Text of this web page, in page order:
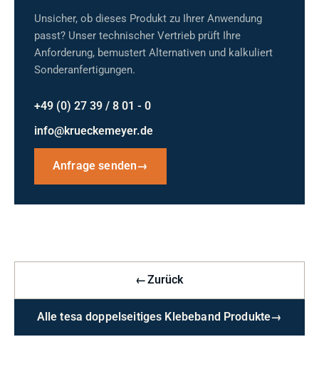
Unsicher, ob dieses Produkt zu Ihrer Anwendung
passt? Unser technischer Vertrieb prüft Ihre
Anforderung, bemustert Alternativen und kalkuliert
Sonderanfertigungen.
+49 (0) 27 39 / 8 01 - 0
info@krueckemeyer.de
Anfrage senden→
←Zurück
Alle tesa doppelseitiges Klebeband Produkte→